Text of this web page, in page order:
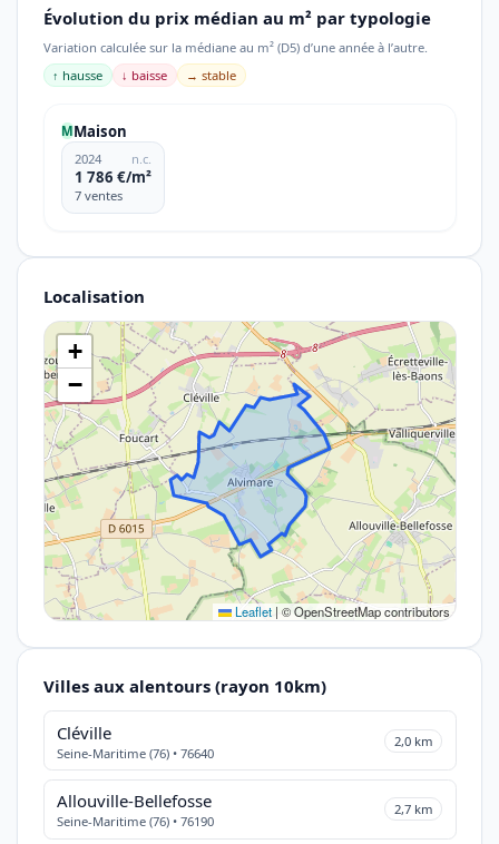
Évolution du prix médian au m² par typologie
Variation calculée sur la médiane au m² (D5) d’une année à l’autre.
↑ hausse
↓ baisse → stable
MMaison
2024 n.c.
1 786 €/m²
7 ventes
Localisation
+
−
Leaflet | © OpenStreetMap contributors
Villes aux alentours (rayon 10km)
Cléville
Seine-Maritime (76) • 76640
2,0 km
Allouville-Bellefosse
Seine-Maritime (76) • 76190
2,7 km